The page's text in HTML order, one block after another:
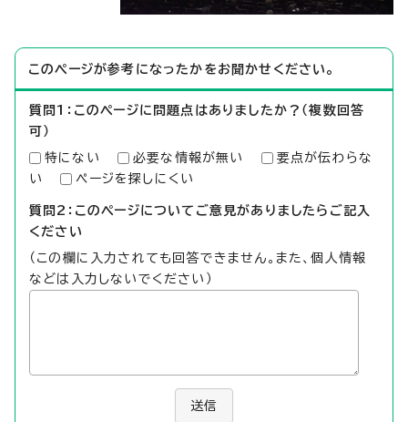
このページが参考になったかをお聞かせください。
質問1：このページに問題点はありましたか？（複数回答
可）
特にない 必要な情報が無い
要点が伝わらな
い
ページを探しにくい
質問2：このページについてご意見がありましたらご記入
ください
（この欄に入力されても回答できません。また、個人情報
などは入力しないでください）
送信